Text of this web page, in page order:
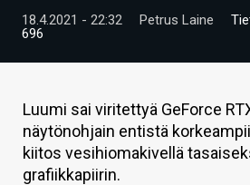
TIETOA
HINTA.FI
KAUPPA
VAIHDA TEEMA
18.4.2021 - 22:32 Petrus Laine
696
Luumi sai viritettyä GeForce
näytönohjain entistä
kiitos vesihiomakivellä
grafiikkapiirin.